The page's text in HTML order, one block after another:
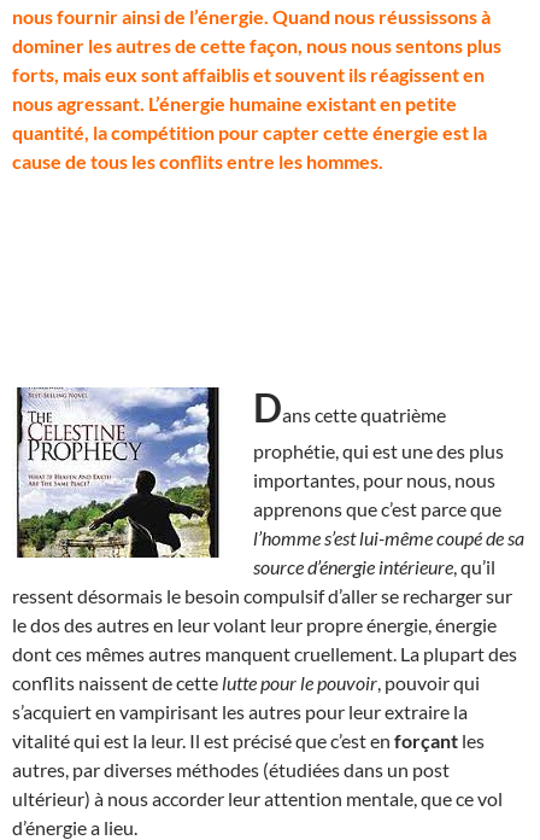
nous fournir ainsi de l’énergie. Quand nous réussissons à
dominer les autres de cette façon, nous nous sentons plus
forts, mais eux sont affaiblis et souvent ils réagissent en
nous agressant. L’énergie humaine existant en petite
quantité, la compétition pour capter cette énergie est la
cause de tous les conflits entre les hommes.
Dans cette quatrième
prophétie, qui est une des plus
importantes, pour nous, nous
apprenons que c’est parce que
l’homme s’est lui-même coupé de sa
source d’énergie intérieure , qu’il
ressent désormais le besoin compulsif d’aller se recharger sur
le dos des autres en leur volant leur propre énergie, énergie
dont ces mêmes autres manquent cruellement. La plupart des
conflits naissent de cette lutte pour le pouvoir , pouvoir qui
s’acquiert en vampirisant les autres pour leur extraire la
vitalité qui est la leur. Il est précisé que c’est en forçant les
autres, par diverses méthodes (étudiées dans un post
ultérieur) à nous accorder leur attention mentale, que ce vol
d’énergie a lieu.